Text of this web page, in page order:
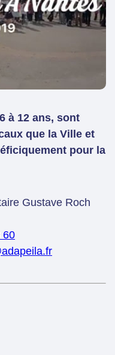
à 12 ans, sont
que la Ville et
pour la
Gustave Roch
60